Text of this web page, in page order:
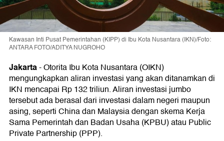
Kawasan Inti Pusat Pemerintahan (KIPP) di Ibu Kota Nusantara (IKN)/Foto:
ANTARA FOTO/ADITYA NUGROHO
Jakarta-Otorita Ibu Kota Nusantara (OIKN)
mengungkapkan aliran investasi yang akan ditanamkan di
IKN mencapai Rp 132 triliun. Aliran investasi jumbo
tersebut ada berasal dari investasi dalam negeri maupun
asing, seperti China dan Malaysia dengan skema Kerja
Sama Pemerintah dan Badan Usaha (KPBU) atau Public
Private Partnership (PPP).